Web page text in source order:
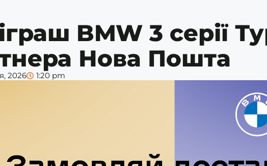
BMW 3 серії
Нова Пошта
2026 1:20 pm